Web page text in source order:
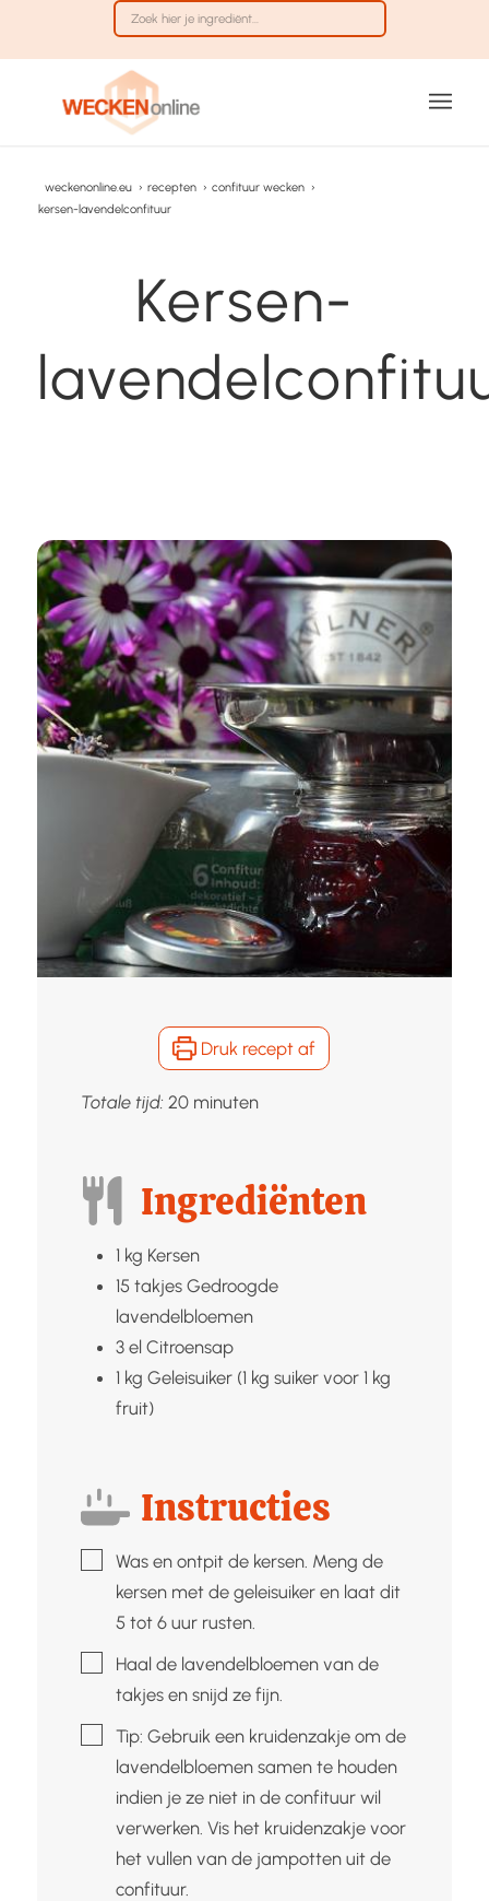
weckenonline.eu › recepten › confituur wecken ›
kersen-lavendelconfituur
Kersen-
Druk recept af
Totale tijd: 20minuten
minuten
Ingrediënten
1 kg Kersen
15 takjes Gedroogde
lavendelbloemen
3 el Citroensap
1 kg Geleisuiker (1 kg suiker voor 1 kg
fruit)
Instructies
▢Was en ontpit de kersen. Meng de
kersen met de geleisuiker en laat dit
5 tot 6 uur rusten.
▢Haal de lavendelbloemen van de
takjes en snijd ze fijn.
▢
Tip: Gebruik een kruidenzakje om de
lavendelbloemen samen te houden
indien je ze niet in de confituur wil
verwerken. Vis het kruidenzakje voor
het vullen van de jampotten uit de
confituur.